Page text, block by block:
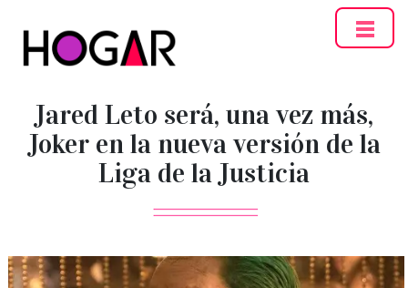
Jared Leto será, una vez más,
Joker en la nueva versión de la
Liga de la Justicia